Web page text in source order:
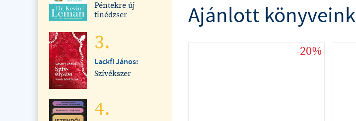
Ajánlott könyveink
-20%
Péntekre új
tinédzser
3.
Lackfi János:
Szívékszer
4.